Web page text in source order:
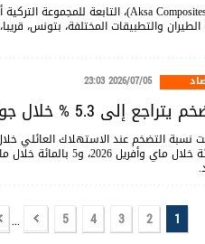
الطيران والتطبيقات المختلفة، بتونس،
2026/07/05 23:03
إلى 5.3 % خلال جوان 2026
بالمائة خلال ماي
1
2
3
4
5
...